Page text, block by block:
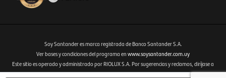
Fenicio eCommerce Uruguay
Soy Santander es marca registrada de Banco Santander S.A.
Ver bases y condiciones del programa en www.soysantander.com.uy
Este sitio es operado y administrado por RIOLUX S.A. Por sugerencias y reclamos, diríjase a
soporte.tienda@soysantander.com.uyo al WhatsApp 099 306 165.